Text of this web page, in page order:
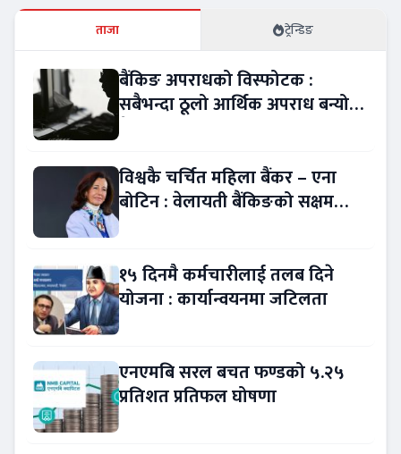
ताजा ट्रेन्डिङ
बैंकिङ अपराधको विस्फोटक :
सबैभन्दा ठूलो आर्थिक अपराध बन्यो
विश्वकै चर्चित महिला बैंकर – एना
बोटिन : वेलायती बैंकिङको सक्षम
१५ दिनमै कर्मचारीलाई तलब दिने
योजना : कार्यान्वयनमा जटिलता
एनएमबि सरल बचत फण्डको ५.२५
प्रतिशत प्रतिफल घोषणा